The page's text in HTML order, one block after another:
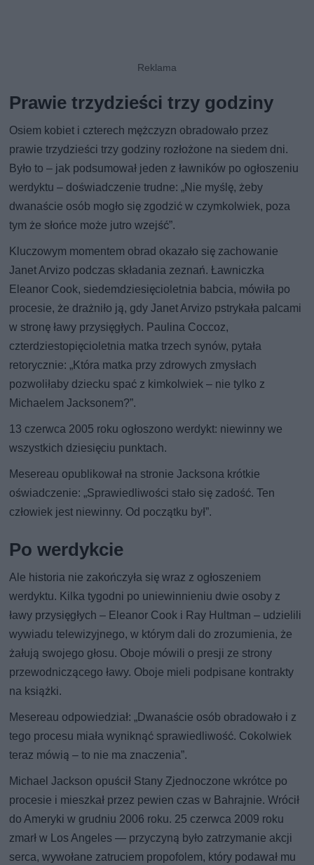
Prawie trzydzieści trzy godziny
Osiem kobiet i czterech mężczyzn obradowało przez
prawie trzydzieści trzy godziny rozłożone na siedem dni.
Było to – jak podsumował jeden z ławników po ogłoszeniu
werdyktu – doświadczenie trudne: „Nie myślę, żeby
dwanaście osób mogło się zgodzić w czymkolwiek, poza
tym że słońce może jutro wzejść”.
Kluczowym momentem obrad okazało się zachowanie
Janet Arvizo podczas składania zeznań. Ławniczka
Eleanor Cook, siedemdziesięcioletnia babcia, mówiła po
procesie, że drażniło ją, gdy Janet Arvizo pstrykała palcami
w stronę ławy przysięgłych. Paulina Coccoz,
czterdziestopięcioletnia matka trzech synów, pytała
retorycznie: „Która matka przy zdrowych zmysłach
pozwoliłaby dziecku spać z kimkolwiek – nie tylko z
Michaelem Jacksonem?”.
13 czerwca 2005 roku ogłoszono werdykt: niewinny we
wszystkich dziesięciu punktach.
Mesereau opublikował na stronie Jacksona krótkie
oświadczenie: „Sprawiedliwości stało się zadość. Ten
człowiek jest niewinny. Od początku był”.
Po werdykcie
Ale historia nie zakończyła się wraz z ogłoszeniem
werdyktu. Kilka tygodni po uniewinnieniu dwie osoby z
ławy przysięgłych – Eleanor Cook i Ray Hultman – udzielili
wywiadu telewizyjnego, w którym dali do zrozumienia, że
żałują swojego głosu. Oboje mówili o presji ze strony
przewodniczącego ławy. Oboje mieli podpisane kontrakty
na książki.
Mesereau odpowiedział: „Dwanaście osób obradowało i z
tego procesu miała wyniknąć sprawiedliwość. Cokolwiek
teraz mówią – to nie ma znaczenia”.
Michael Jackson opuścił Stany Zjednoczone wkrótce po
procesie i mieszkał przez pewien czas w Bahrajnie. Wrócił
do Ameryki w grudniu 2006 roku. 25 czerwca 2009 roku
zmarł w Los Angeles — przyczyną było zatrzymanie akcji
serca, wywołane zatruciem propofolem, który podawał mu